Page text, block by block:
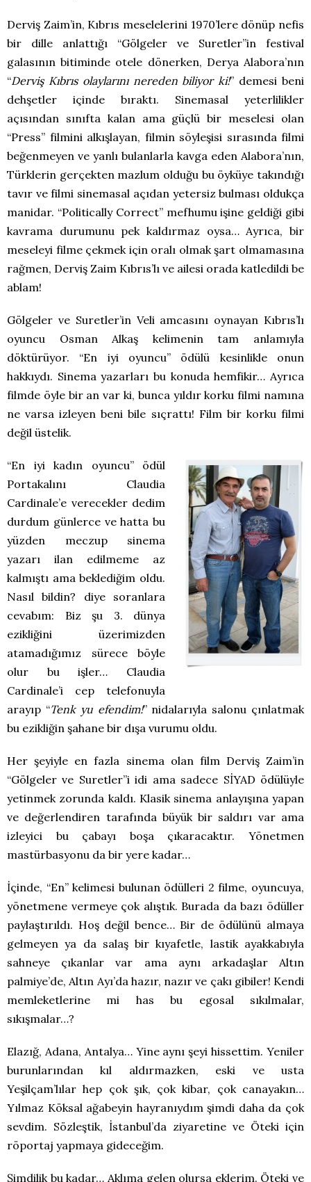
Derviş Zaim’in, Kıbrıs meselelerini 1970’lere dönüp nefis
bir dille anlattığı “Gölgeler ve Suretler”in festival
galasının bitiminde otele dönerken, Derya Alabora’nın
“Derviş Kıbrıs olaylarını nereden biliyor ki!” demesi beni
dehşetler içinde bıraktı. Sinemasal yeterlilikler
açısından sınıfta kalan ama güçlü bir meselesi olan
“Press” filmini alkışlayan, filmin söyleşisi sırasında filmi
beğenmeyen ve yanlı bulanlarla kavga eden Alabora’nın,
Türklerin gerçekten mazlum olduğu bu öyküye takındığı
tavır ve filmi sinemasal açıdan yetersiz bulması oldukça
manidar. “Politically Correct” mefhumu işine geldiği gibi
kavrama durumunu pek kaldırmaz oysa… Ayrıca, bir
meseleyi filme çekmek için oralı olmak şart olmamasına
rağmen, Derviş Zaim Kıbrıs’lı ve ailesi orada katledildi be
ablam!
Gölgeler ve Suretler’in Veli amcasını oynayan Kıbrıs’lı
oyuncu Osman Alkaş kelimenin tam anlamıyla
döktürüyor. “En iyi oyuncu” ödülü kesinlikle onun
hakkıydı. Sinema yazarları bu konuda hemfikir… Ayrıca
filmde öyle bir an var ki, bunca yıldır korku filmi namına
ne varsa izleyen beni bile sıçrattı! Film bir korku filmi
değil üstelik.
“En iyi kadın oyuncu” ödül
Portakalını Claudia
Cardinale’e verecekler dedim
durdum günlerce ve hatta bu
yüzden meczup sinema
yazarı ilan edilmeme az
kalmıştı ama beklediğim oldu.
Nasıl bildin? diye soranlara
cevabım: Biz şu 3. dünya
ezikliğini üzerimizden
atamadığımız sürece böyle
olur bu işler… Claudia
Cardinale’i cep telefonuyla
arayıp “Tenk yu efendim!” nidalarıyla salonu çınlatmak
bu ezikliğin şahane bir dışa vurumu oldu.
Her şeyiyle en fazla sinema olan film Derviş Zaim’in
“Gölgeler ve Suretler”i idi ama sadece SİYAD ödülüyle
yetinmek zorunda kaldı. Klasik sinema anlayışına yapan
ve değerlendiren tarafında büyük bir saldırı var ama
izleyici bu çabayı boşa çıkaracaktır. Yönetmen
mastürbasyonu da bir yere kadar…
İçinde, “En” kelimesi bulunan ödülleri 2 filme, oyuncuya,
yönetmene vermeye çok alıştık. Burada da bazı ödüller
paylaştırıldı. Hoş değil bence… Bir de ödülünü almaya
gelmeyen ya da salaş bir kıyafetle, lastik ayakkabıyla
sahneye çıkanlar var ama aynı arkadaşlar Altın
palmiye’de, Altın Ayı’da hazır, nazır ve çakı gibiler! Kendi
memleketlerine mi has bu egosal sıkılmalar,
sıkışmalar…?
Elazığ, Adana, Antalya… Yine aynı şeyi hissettim. Yeniler
burunlarından kıl aldırmazken, eski ve usta
Yeşilçam’lılar hep çok şık, çok kibar, çok canayakın…
Yılmaz Köksal ağabeyin hayranıydım şimdi daha da çok
sevdim. Sözleştik, İstanbul’da ziyaretine ve Öteki için
röportaj yapmaya gideceğim.
Şimdilik bu kadar… Aklıma gelen olursa eklerim. Öteki ve